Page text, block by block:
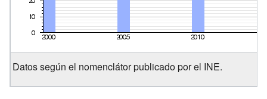
Datos según el nomenclátor publicado por el INE.